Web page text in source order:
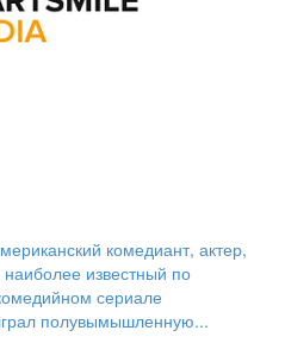
комедиант, актер,
известный по
сериале
полувымышленную...